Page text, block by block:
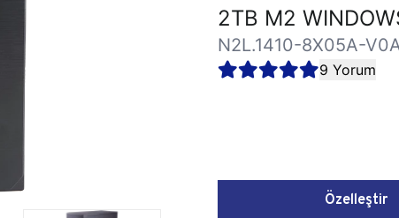
2TB M2
N2L.1410-8X05A-
9 Yorum
Özelleştir